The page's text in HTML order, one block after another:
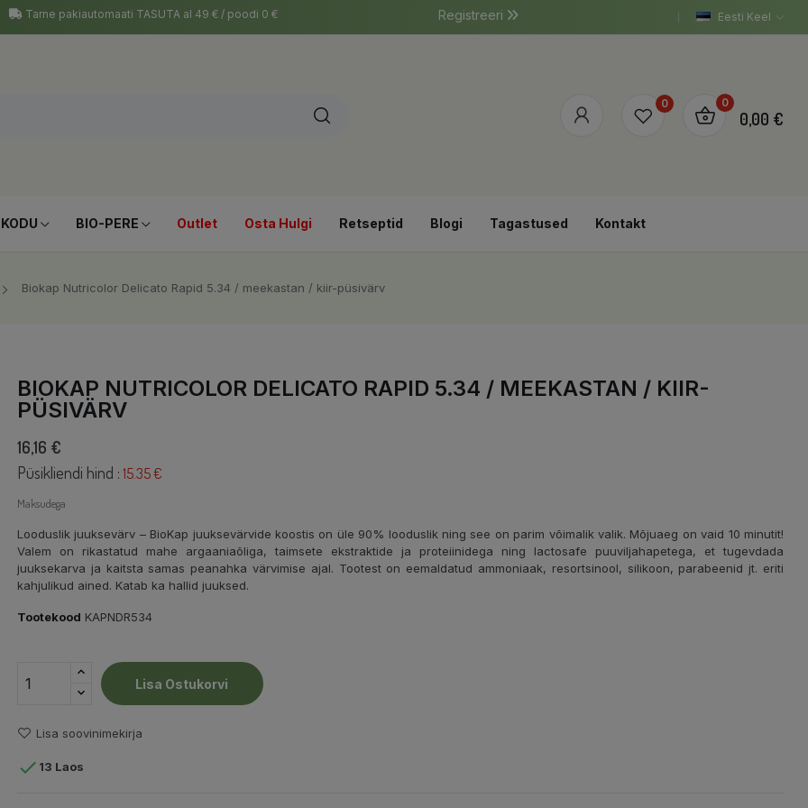
Tarne pakiautomaati TASUTA al 49 € / poodi 0 € Eesti Keel
Registreeri
0 0
0,00 €
BIO-PERE Outlet Osta Hulgi Retseptid Blogi Tagastused Kontakt
Biokap Nutricolor Delicato Rapid 5.34 / meekastan / kiir-püsivärv
BIOKAP NUTRICOLOR DELICATO RAPID 5.34 / MEEKASTAN / KIIR-
PÜSIVÄRV
16,16 €
Püsikliendi hind : 15.35 €
Maksudega
Looduslik juuksevärv – BioKap juuksevärvide koostis on üle 90% looduslik ning see on parim võimalik valik. Mõjuaeg on vaid 10 minutit!
Valem on rikastatud mahe argaaniaõliga, taimsete ekstraktide ja proteiinidega ning lactosafe puuviljahapetega, et tugevdada
juuksekarva ja kaitsta samas peanahka värvimise ajal. Tootest on eemaldatud ammoniaak, resortsinool, silikoon, parabeenid jt. eriti
kahjulikud ained. Katab ka hallid juuksed.
Tootekood KAPNDR534
Lisa Ostukorvi
Lisa soovinimekirja
 13 Laos